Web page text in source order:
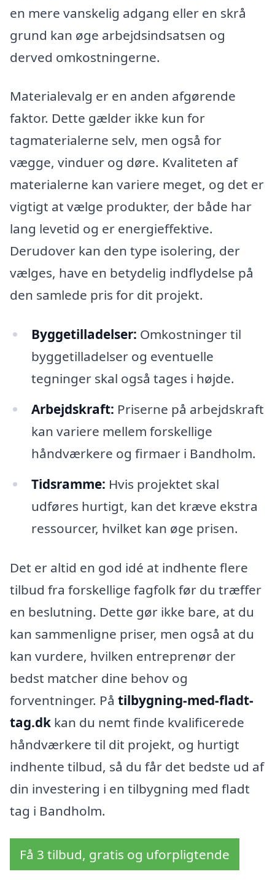
en mere vanskelig adgang eller en skrå
grund kan øge arbejdsindsatsen og
derved omkostningerne.
Materialevalg er en anden afgørende
faktor. Dette gælder ikke kun for
tagmaterialerne selv, men også for
vægge, vinduer og døre. Kvaliteten af
materialerne kan variere meget, og det er
vigtigt at vælge produkter, der både har
lang levetid og er energieffektive.
Derudover kan den type isolering, der
vælges, have en betydelig indflydelse på
den samlede pris for dit projekt.
Byggetilladelser: Omkostninger til
byggetilladelser og eventuelle
tegninger skal også tages i højde.
Arbejdskraft: Priserne på arbejdskraft
kan variere mellem forskellige
håndværkere og firmaer i Bandholm.
Tidsramme: Hvis projektet skal
udføres hurtigt, kan det kræve ekstra
ressourcer, hvilket kan øge prisen.
Det er altid en god idé at indhente flere
tilbud fra forskellige fagfolk før du træffer
en beslutning. Dette gør ikke bare, at du
kan sammenligne priser, men også at du
kan vurdere, hvilken entreprenør der
bedst matcher dine behov og
forventninger. På tilbygning-med-fladt-
tag.dk kan du nemt finde kvalificerede
håndværkere til dit projekt, og hurtigt
indhente tilbud, så du får det bedste ud af
din investering i en tilbygning med fladt
tag i Bandholm.
Få 3 tilbud, gratis og uforpligtende